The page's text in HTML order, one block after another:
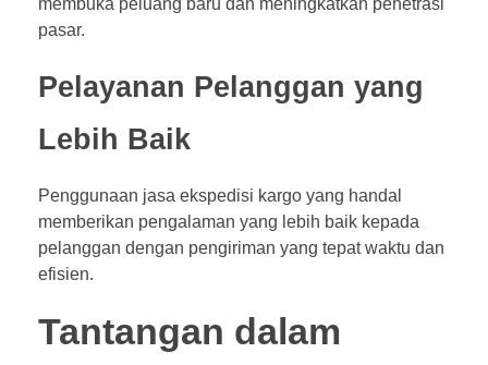
membuka peluang baru dan meningkatkan penetrasi
pasar.
Pelayanan Pelanggan yang
Lebih Baik
Penggunaan jasa ekspedisi kargo yang handal
memberikan pengalaman yang lebih baik kepada
pelanggan dengan pengiriman yang tepat waktu dan
efisien.
Tantangan dalam